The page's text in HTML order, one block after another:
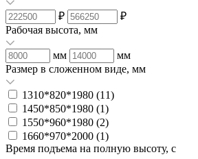
₽
₽
Рабочая высота, мм
мм
мм
Размер в сложенном виде, мм
1310*820*1980 (11)
1450*850*1980 (1)
1550*960*1980 (2)
1660*970*2000 (1)
Время подъема на полную высоту, с